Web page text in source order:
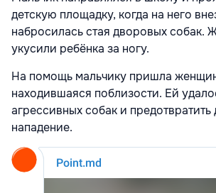
детскую площадку, когда на него
набросилась стая дворовых собак.
укусили ребёнка за ногу.
На помощь мальчику пришла
находившаяся поблизости. Ей
агрессивных собак и
нападение.